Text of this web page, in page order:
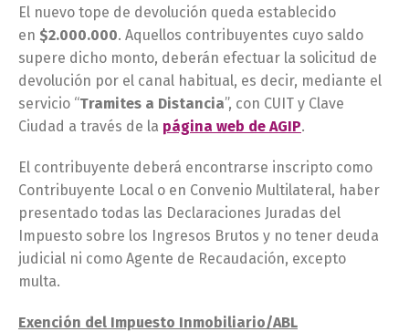
El nuevo tope de devolución queda establecido
en $2.000.000. Aquellos contribuyentes cuyo saldo
supere dicho monto, deberán efectuar la solicitud de
devolución por el canal habitual, es decir, mediante el
servicio “Tramites a Distancia”, con CUIT y Clave
Ciudad a través de la página web de AGIP.
El contribuyente deberá encontrarse inscripto como
Contribuyente Local o en Convenio Multilateral, haber
presentado todas las Declaraciones Juradas del
Impuesto sobre los Ingresos Brutos y no tener deuda
judicial ni como Agente de Recaudación, excepto
multa.
Exención del Impuesto Inmobiliario/ABL